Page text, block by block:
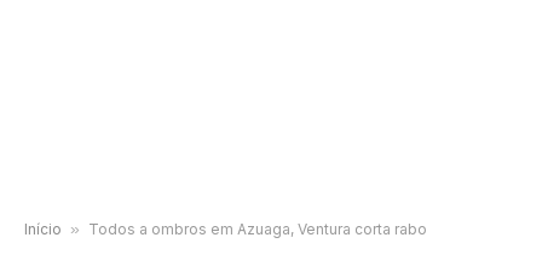
Início » Todos a ombros em Azuaga, Ventura corta rabo